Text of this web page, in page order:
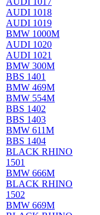
AUDI 1018
AUDI 1019
BMW 1000M
AUDI 1020
AUDI 1021
BMW 300M
BBS 1401
BMW 469M
BMW 554M
BBS 1402
BBS 1403
BMW 611M
BBS 1404
BLACK RHINO
1501
BMW 666M
BLACK RHINO
1502
BMW 669M